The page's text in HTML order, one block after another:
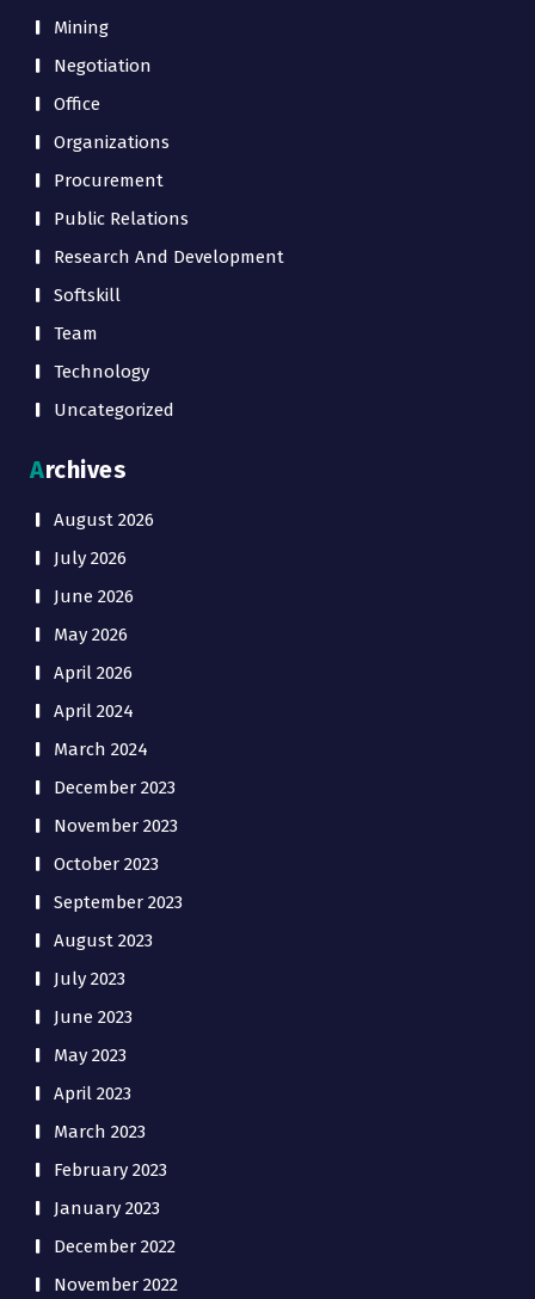
Mining
Negotiation
Office
Organizations
Procurement
Public Relations
Research And Development
Softskill
Team
Technology
Uncategorized
Archives
August 2026
July 2026
June 2026
May 2026
April 2026
April 2024
March 2024
December 2023
November 2023
October 2023
September 2023
August 2023
July 2023
June 2023
May 2023
April 2023
March 2023
February 2023
January 2023
December 2022
November 2022